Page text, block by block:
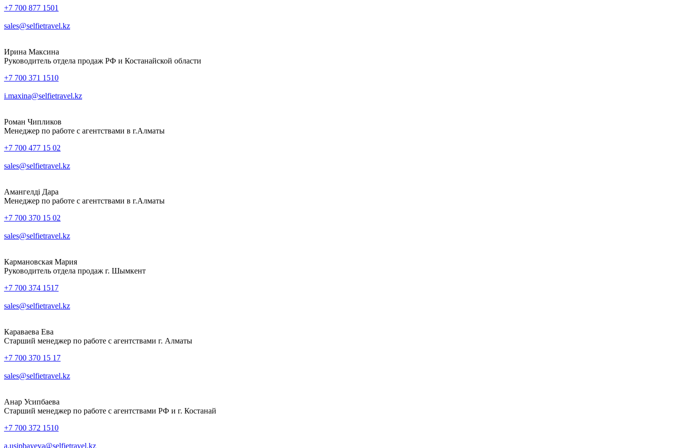
+7 700 877 1501
sales@selfietravel.kz
Ирина Максина
Руководитель отдела продаж РФ и Костанайской области
+7 700 371 1510
i.maxina@selfietravel.kz
Роман Чипликов
Менеджер по работе с агентствами в г.Алматы
+7 700 477 15 02
sales@selfietravel.kz
Амангелді Дара
Менеджер по работе с агентствами в г.Алматы
+7 700 370 15 02
sales@selfietravel.kz
Кармановская Мария
Руководитель отдела продаж г. Шымкент
+7 700 374 1517
sales@selfietravel.kz
Караваева Ева
Старший менеджер по работе с агентствами г. Алматы
+7 700 370 15 17
sales@selfietravel.kz
Анар Усипбаева
Старший менеджер по работе с агентствами РФ и г. Костанай
+7 700 372 1510
a.usipbayeva@selfietravel.kz